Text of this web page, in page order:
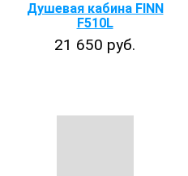
Душевая кабина FINN
F510L
21 650 руб.